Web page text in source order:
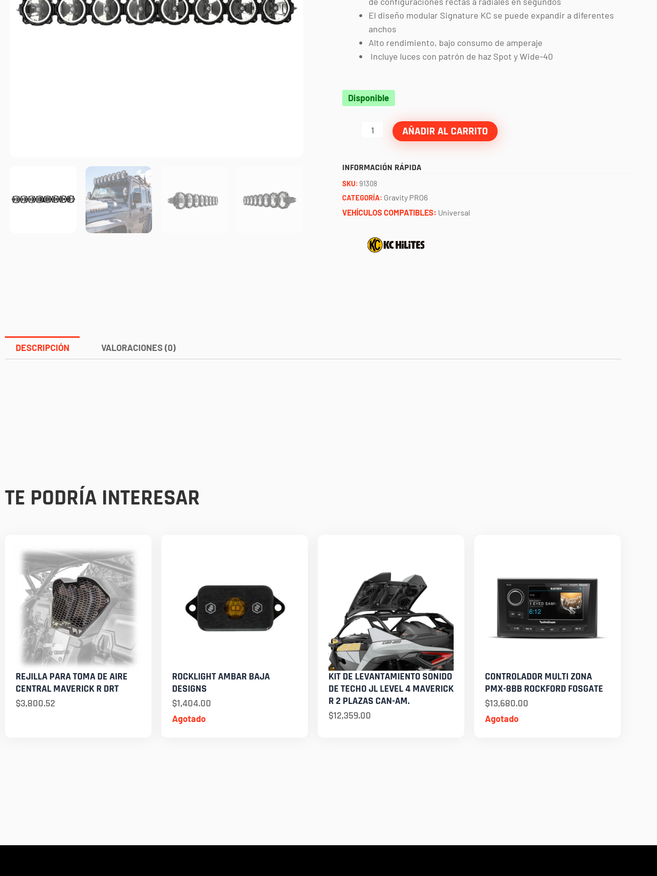
El diseño modular Signature KC se puede expandir a diferentes
anchos
Alto rendimiento, bajo consumo de amperaje
Incluye luces con patrón de haz Spot y Wide-40
Disponible
Barra
KC
cantidad
AÑADIR AL CARRITO
INFORMACIÓN RÁPIDA
SKU: 91308
CATEGORÍA: Gravity PRO6
VEHÍCULOS COMPATIBLES: Universal
DESCRIPCIÓN VALORACIONES (0)
TE PODRÍA INTERESAR
REJILLA PARA TOMA DE AIRE
CENTRAL MAVERICK R DRT
$3,800.52
Agotado
ROCKLIGHT AMBAR BAJA
DESIGNS
$1,404.00
KIT DE LEVANTAMIENTO SONIDO
DE TECHO JL LEVEL 4 MAVERICK
R 2 PLAZAS CAN-AM.
$12,359.00 Agotado
CONTROLADOR MULTI ZONA
PMX-8BB ROCKFORD FOSGATE
$13,680.00